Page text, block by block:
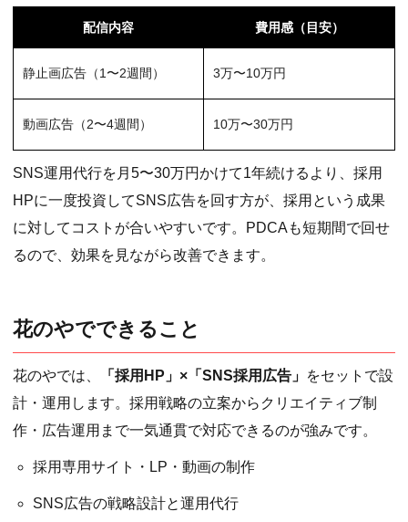
配信内容 費用感（目安）
静止画広告（1〜2週間） 3万〜10万円
動画広告（2〜4週間） 10万〜30万円
SNS運用代行を月5〜30万円かけて1年続けるより、採用
HPに一度投資してSNS広告を回す方が、採用という成果
に対してコストが合いやすいです。PDCAも短期間で回せ
るので、効果を見ながら改善できます。
花のやでできること
花のやでは、 「採用HP」×「SNS採用広告」 をセットで設
計・運用します。採用戦略の立案からクリエイティブ制
作・広告運用まで一気通貫で対応できるのが強みです。
採用専用サイト・LP・動画の制作
SNS広告の戦略設計と運用代行